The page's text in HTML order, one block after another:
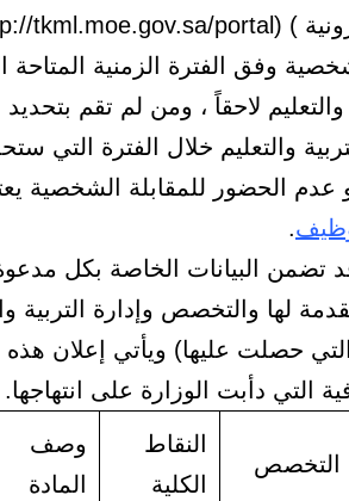
وفق الفترة الزمنية المتاحة
لاحقاً ، ومن لم تقم بتحديد
والتعليم خلال الفترة التي
أو عدم الحضور للمقابلة الشخصية
.
تضمن البيانات الخاصة بكل
لها والتخصص وإدارة التربية
حصلت عليها) ويأتي إعلان هذه
التي دأبت الوزارة على انتهاجها.
التخصص
النقاط
الكلية
وصف
المادة